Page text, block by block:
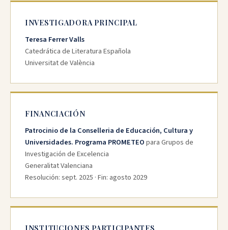
INVESTIGADORA PRINCIPAL
Teresa Ferrer Valls
Catedrática de Literatura Española
Universitat de València
FINANCIACIÓN
Patrocinio de la Conselleria de Educación, Cultura y
Universidades. Programa PROMETEOpara Grupos de
Investigación de Excelencia
Generalitat Valenciana
Resolución: sept. 2025 · Fin: agosto 2029
INSTITUCIONES PARTICIPANTES